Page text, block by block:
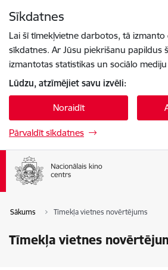
Sīkdatnes
Lai šī tīmekļvietne darbotos, tā
sīkdatnes. Ar Jūsu piekrišanu papildus
izmantotas statistikas un sociālo
Lūdzu, atzīmējiet savu izvēli:
Noraidīt
Pārvaldīt sīkdatnes
Sākums Tīmekļa vietnes novērtējums
Tīmekļa vietnes